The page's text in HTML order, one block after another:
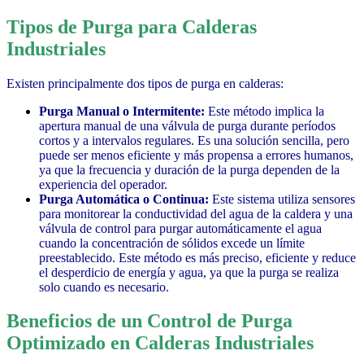
Tipos de Purga para Calderas
Industriales
Existen principalmente dos tipos de purga en calderas:
Purga Manual o Intermitente: Este método implica la
apertura manual de una válvula de purga durante períodos
cortos y a intervalos regulares. Es una solución sencilla, pero
puede ser menos eficiente y más propensa a errores humanos,
ya que la frecuencia y duración de la purga dependen de la
experiencia del operador.
Purga Automática o Continua: Este sistema utiliza sensores
para monitorear la conductividad del agua de la caldera y una
válvula de control para purgar automáticamente el agua
cuando la concentración de sólidos excede un límite
preestablecido. Este método es más preciso, eficiente y reduce
el desperdicio de energía y agua, ya que la purga se realiza
solo cuando es necesario.
Beneficios de un Control de Purga
Optimizado en Calderas Industriales